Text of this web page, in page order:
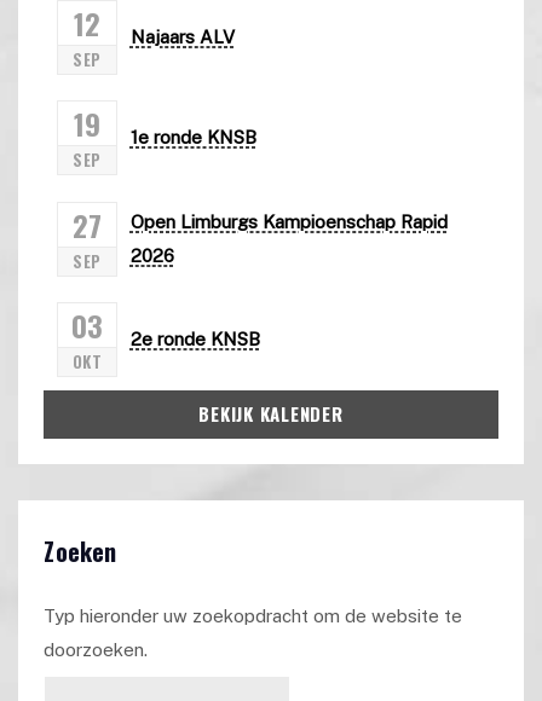
12
SEP
Najaars ALV
19
SEP
1e ronde KNSB
27
SEP
Open Limburgs Kampioenschap Rapid
2026
03
OKT
2e ronde KNSB
BEKIJK KALENDER
Zoeken
Typ hieronder uw zoekopdracht om de website te
doorzoeken.